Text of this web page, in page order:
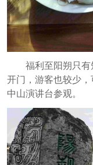
福利至阳朔只
开门，游客也较少
中山演讲台参观。